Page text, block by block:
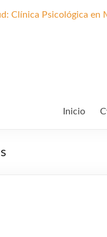
Inicio